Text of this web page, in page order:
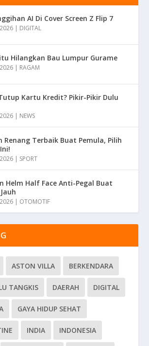
AI Di Cover Screen Z Flip 7
| DIGITAL
Hilangkan Bau Lumpur Gurame
| RAGAM
Kartu Kredit? Pikir-Pikir Dulu
| NEWS
Renang Terbaik Buat Pemula, Pilih
| SPORT
Helm Half Face Anti-Pegal Buat
| OTOMOTIF
ASTON VILLA BERKENDARA
TANGKIS DAERAH DIGITAL
GAYA HIDUP SEHAT
INDIA INDONESIA